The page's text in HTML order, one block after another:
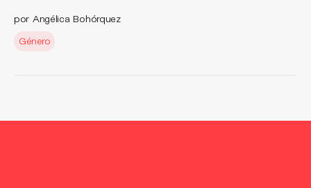
por Angélica Bohórquez
Género